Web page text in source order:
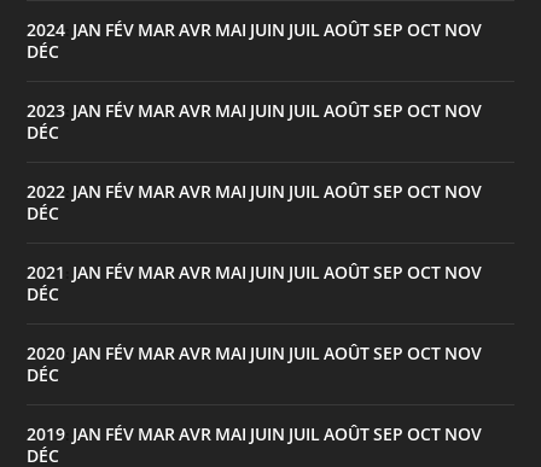
2024 JAN FÉV MARAVR MAI JUIN JUILAOÛTSEP OCT NOV
DÉC
2023 JAN FÉV MARAVR MAI JUIN JUILAOÛTSEP OCT NOV
DÉC
2022 JAN FÉV MARAVR MAI JUIN JUILAOÛTSEP OCT NOV
DÉC
2021 JAN FÉV MARAVR MAI JUIN JUILAOÛTSEP OCT NOV
DÉC
2020 JAN FÉV MARAVR MAI JUIN JUILAOÛTSEP OCT NOV
DÉC
2019 JAN FÉV MARAVR MAI JUIN JUILAOÛTSEP OCT NOV
DÉC